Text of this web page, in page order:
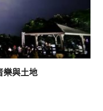
樂與土地